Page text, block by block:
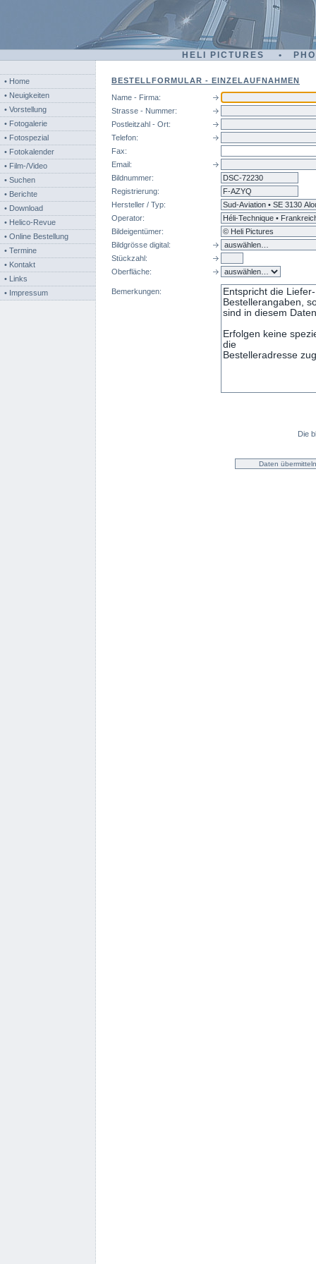
HELI PICTURES •
• Home
• Neuigkeiten
• Vorstellung
• Fotogalerie
• Fotospezial
• Fotokalender
• Film-/Video
• Suchen
• Berichte
• Download
• Helico-Revue
• Online Bestellung
• Termine
• Kontakt
• Links
• Impressum
BESTELLFORMULAR - EINZELAUFNAHMEN
Name - Firma:
Strasse - Nummer:
Postleitzahl - Ort:
Telefon:
Fax:
Email:
Bildnummer:
Registrierung:
Hersteller / Typ:
Operator:
Bildeigentümer:
Bildgrösse digital:
Stückzahl:
Oberfläche:
Bemerkungen:
Die